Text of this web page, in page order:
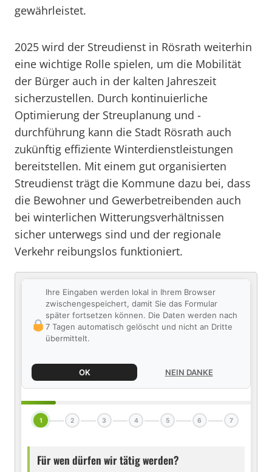
gewährleistet.
2025 wird der Streudienst in Rösrath weiterhin
eine wichtige Rolle spielen, um die Mobilität
der Bürger auch in der kalten Jahreszeit
sicherzustellen. Durch kontinuierliche
Optimierung der Streuplanung und -
durchführung kann die Stadt Rösrath auch
zukünftig effiziente Winterdienstleistungen
bereitstellen. Mit einem gut organisierten
Streudienst trägt die Kommune dazu bei, dass
die Bewohner und Gewerbetreibenden auch
bei winterlichen Witterungsverhältnissen
sicher unterwegs sind und der regionale
Verkehr reibungslos funktioniert.
Ihre Eingaben werden lokal in Ihrem Browser
zwischengespeichert, damit Sie das Formular
später fortsetzen können. Die Daten werden nach
7 Tagen automatisch gelöscht und nicht an Dritte
übermittelt.
OK NEIN DANKE
1 2 3 4 5 6 7
Für wen dürfen wir tätig werden?